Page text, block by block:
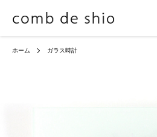
ホーム ガラス時計